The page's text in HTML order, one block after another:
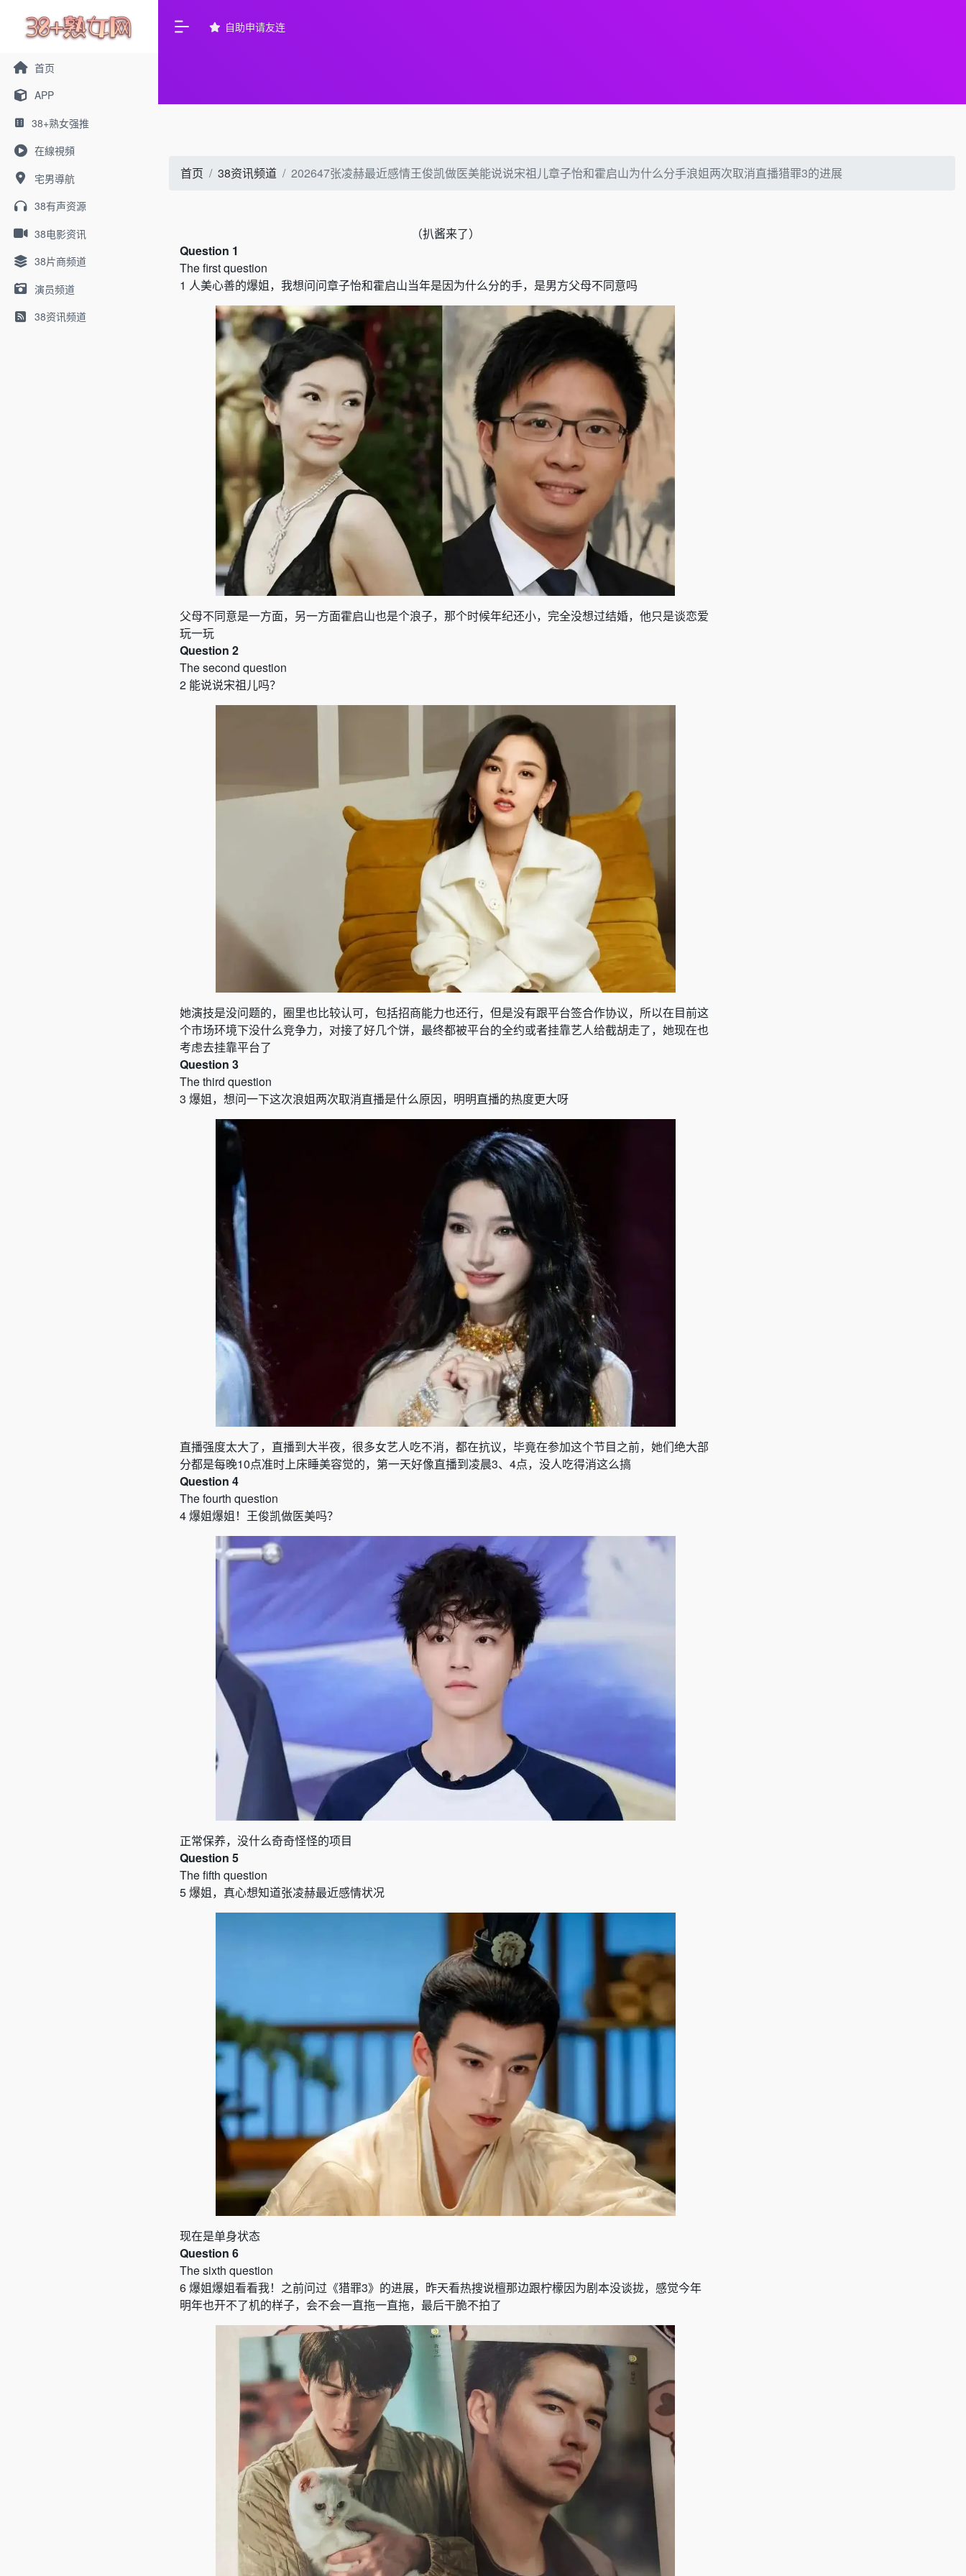
首页
APP
38+熟女强推
在線視頻
宅男導航
38有声资源
38电影资讯
38片商频道
演员频道
38资讯频道
自助申请友连
首页 38资讯频道 202647张凌赫最近感情王俊凯做医美能说说宋祖儿章子怡和霍启山为什么分手浪姐两次取消直播猎罪3的进展
（扒酱来了）
Question 1
The first question
1 人美心善的爆姐，我想问问章子怡和霍启山当年是因为什么分的手，是男方父母不同意吗
父母不同意是一方面，另一方面霍启山也是个浪子，那个时候年纪还小，完全没想过结婚，他只是谈恋爱
玩一玩
Question 2
The second question
2 能说说宋祖儿吗？
她演技是没问题的，圈里也比较认可，包括招商能力也还行，但是没有跟平台签合作协议，所以在目前这
个市场环境下没什么竞争力，对接了好几个饼，最终都被平台的全约或者挂靠艺人给截胡走了，她现在也
考虑去挂靠平台了
Question 3
The third question
3 爆姐，想问一下这次浪姐两次取消直播是什么原因，明明直播的热度更大呀
直播强度太大了，直播到大半夜，很多女艺人吃不消，都在抗议，毕竟在参加这个节目之前，她们绝大部
分都是每晚10点准时上床睡美容觉的，第一天好像直播到凌晨3、 4点，没人吃得消这么搞
Question 4
The fourth question
4爆姐爆姐！王俊凯做医美吗？
正常保养，没什么奇奇怪怪的项目
Question 5
The fifth question
5爆姐，真心想知道张凌赫最近感情状况
现在是单身状态
Question 6
The sixth question
6爆姐爆姐看看我！之前问过 《猎罪3》 的进展， 昨天看热搜说檀那边跟柠檬因为剧本没谈拢， 感觉今年
明年也开不了机的样子， 会不会一直拖一直拖， 最后干脆不拍了